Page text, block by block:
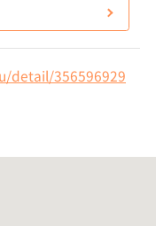
detail/356596929